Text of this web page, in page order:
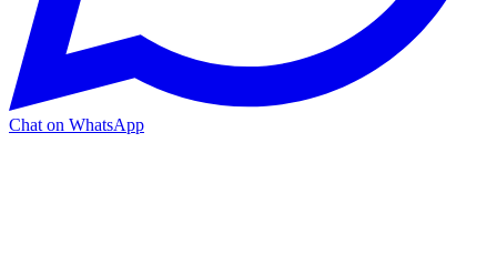
Chat on WhatsApp